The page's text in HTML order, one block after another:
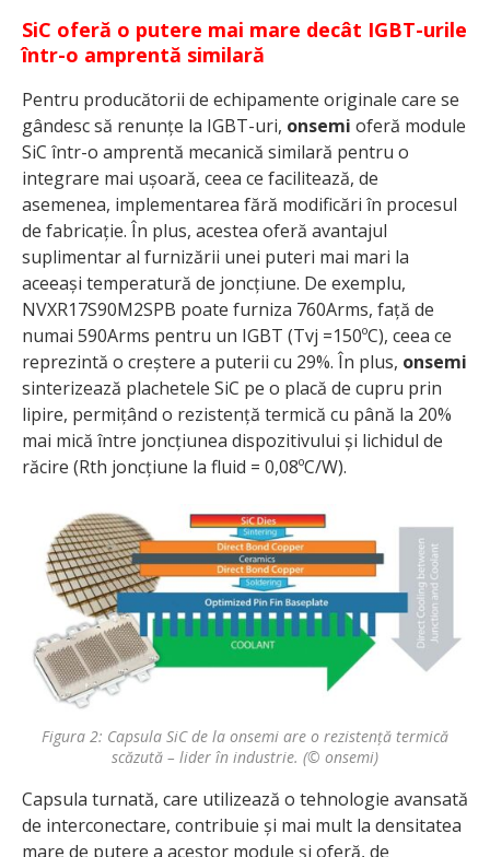
SiC oferă o putere mai mare decât IGBT-urile
într-o amprentă similară
Pentru producătorii de echipamente originale care se
gândesc să renunțe la IGBT-uri, onsemi oferă module
SiC într-o amprentă mecanică similară pentru o
integrare mai ușoară, ceea ce facilitează, de
asemenea, implementarea fără modificări în procesul
de fabricație. În plus, acestea oferă avantajul
suplimentar al furnizării unei puteri mai mari la
aceeași temperatură de joncțiune. De exemplu,
NVXR17S90M2SPB poate furniza 760Arms, față de
numai 590Arms pentru un IGBT (Tvj =150ºC), ceea ce
reprezintă o creștere a puterii cu 29%. În plus, onsemi
sinterizează plachetele SiC pe o placă de cupru prin
lipire, permițând o rezistență termică cu până la 20%
mai mică între joncțiunea dispozitivului și lichidul de
răcire (Rth joncțiune la fluid = 0,08ºC/W).
Figura 2: Capsula SiC de la onsemi are o rezistență termică
scăzută – lider în industrie. (© onsemi)
Capsula turnată, care utilizează o tehnologie avansată
de interconectare, contribuie și mai mult la densitatea
mare de putere a acestor module și oferă, de